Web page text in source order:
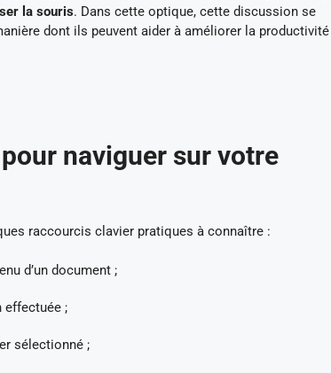
la souris. Dans cette optique, cette discussion se
dont ils peuvent aider à améliorer la
naviguer sur votre
raccourcis clavier pratiques à connaître :
d’un document ;
effectuée ;
sélectionné ;